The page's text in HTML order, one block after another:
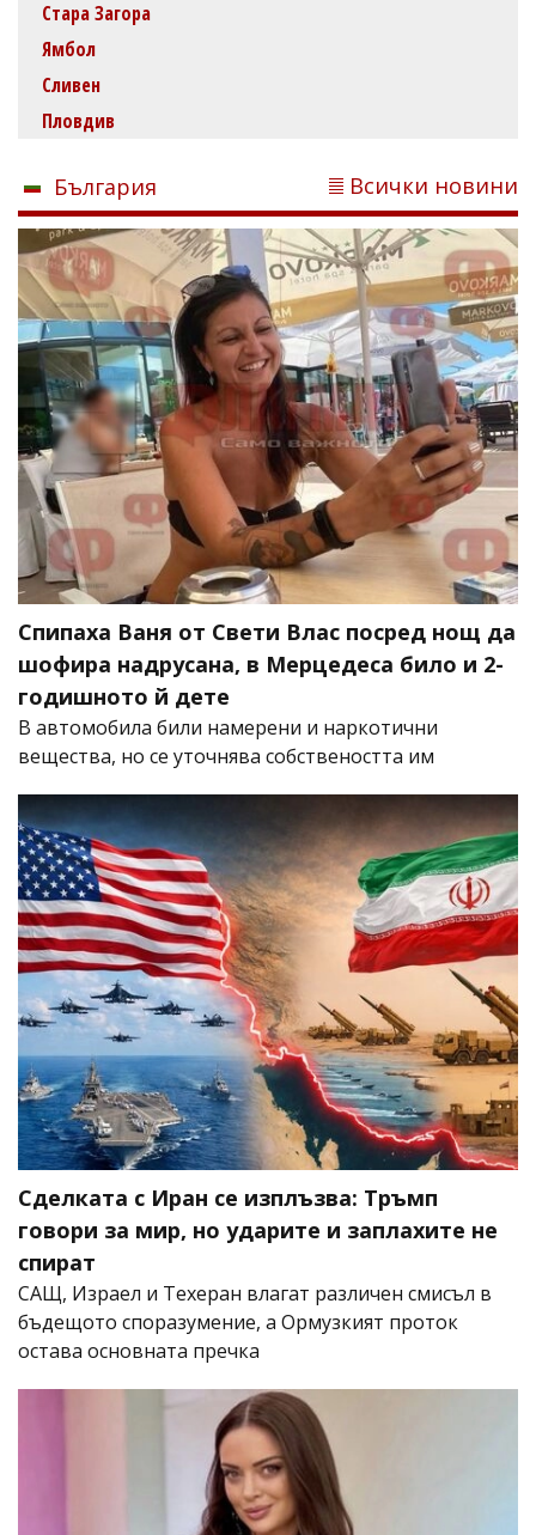
Стара Загора
Ямбол
Сливен
Пловдив
България Всички новини
Спипаха Ваня от Свети Влас посред нощ да
шофира надрусана, в Мерцедеса било и 2-
годишното й дете
В автомобила били намерени и наркотични
вещества, но се уточнява собствеността им
Сделката с Иран се изплъзва: Тръмп
говори за мир, но ударите и заплахите не
спират
САЩ, Израел и Техеран влагат различен смисъл в
бъдещото споразумение, а Ормузкият проток
остава основната пречка